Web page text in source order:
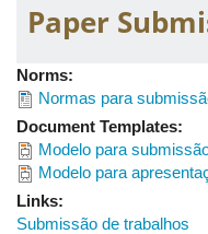
Paper
Norms:
Normas para
Document Templates:
Modelo para
Modelo para
Links:
Submissão de trabalhos